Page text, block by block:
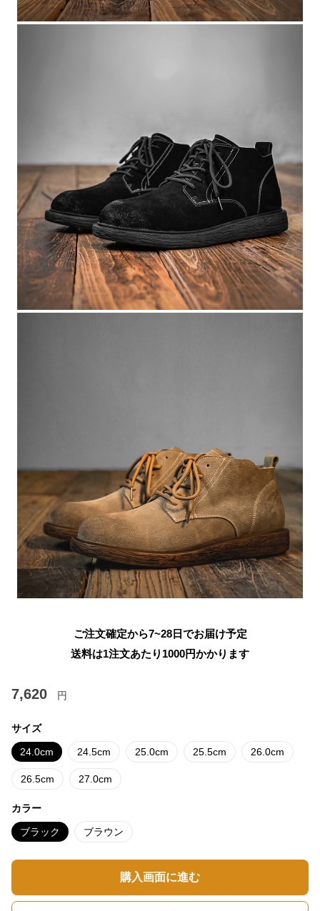
ご注文確定から7~28日でお届け予定
送料は1注文あたり 1000円かかります
7,620 円
サイズ
24.0cm 24.5cm 25.0cm 25.5cm 26.0cm
26.5cm 27.0cm
カラー
ブラック ブラウン
購入画面に進む